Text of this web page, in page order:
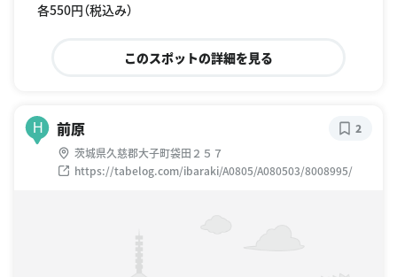
各550円（税込み）
このスポットの詳細を見る
H 前原
茨城県久慈郡大子町袋田２５７
https://tabelog.com/ibaraki/A0805/A080503/8008995/
2